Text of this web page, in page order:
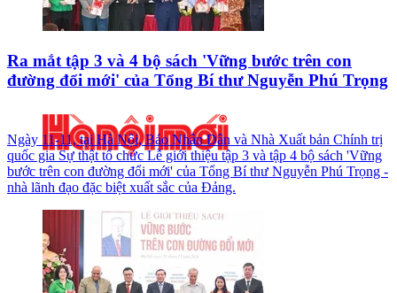
Ra mắt tập 3 và 4 bộ sách 'Vững bước trên con
đường đổi mới' của Tổng Bí thư Nguyễn Phú Trọng
Ngày 11-11, tại Hà Nội, Báo Nhân Dân và Nhà Xuất bản Chính trị
quốc gia Sự thật tổ chức Lễ giới thiệu tập 3 và tập 4 bộ sách 'Vững
bước trên con đường đổi mới' của Tổng Bí thư Nguyễn Phú Trọng -
nhà lãnh đạo đặc biệt xuất sắc của Đảng.